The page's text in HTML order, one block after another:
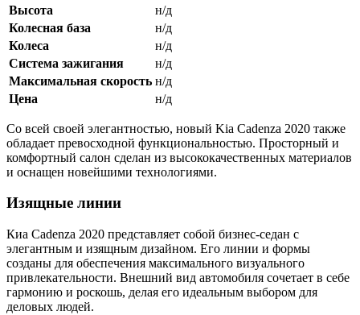
Высота
н/д
Колесная база
н/д
Колеса
н/д
Система зажигания
н/д
Максимальная скорость н/д
Цена
н/д
Со всей своей элегантностью, новый Kia Cadenza 2020 также
обладает превосходной функциональностью. Просторный и
комфортный салон сделан из высококачественных материалов
и оснащен новейшими технологиями.
Изящные линии
Киа Cadenza 2020 представляет собой бизнес-седан с
элегантным и изящным дизайном. Его линии и формы
созданы для обеспечения максимального визуального
привлекательности. Внешний вид автомобиля сочетает в себе
гармонию и роскошь, делая его идеальным выбором для
деловых людей.